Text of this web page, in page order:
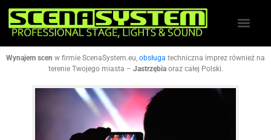
Wynajem scen w firmie ScenaSystem.eu, obsługa techniczna imprez również na
terenie Twojego miasta – Jastrzębia oraz całej Polski.